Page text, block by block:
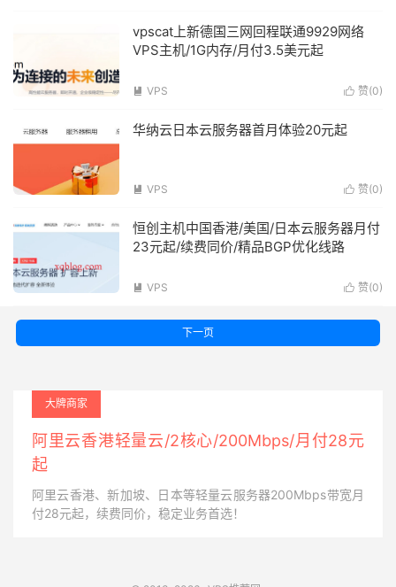
vpscat上新德国三网回程联通9929网络
VPS主机/1G内存/月付3.5美元起
 赞(0)
 VPS
华纳云日本云服务器首月体验20元起
 赞(0)
 VPS
恒创主机中国香港/美国/日本云服务器月付
23元起/续费同价/精品BGP优化线路
 赞(0)
 VPS
下一页
大牌商家
阿里云香港轻量云/2核心/200Mbps/月付28元
起
阿里云香港、新加坡、日本等轻量云服务器200Mbps带宽月
付28元起，续费同价，稳定业务首选！